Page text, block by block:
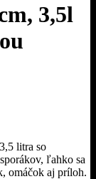
3,5l
litra so
ľahko sa
omáčok aj príloh.